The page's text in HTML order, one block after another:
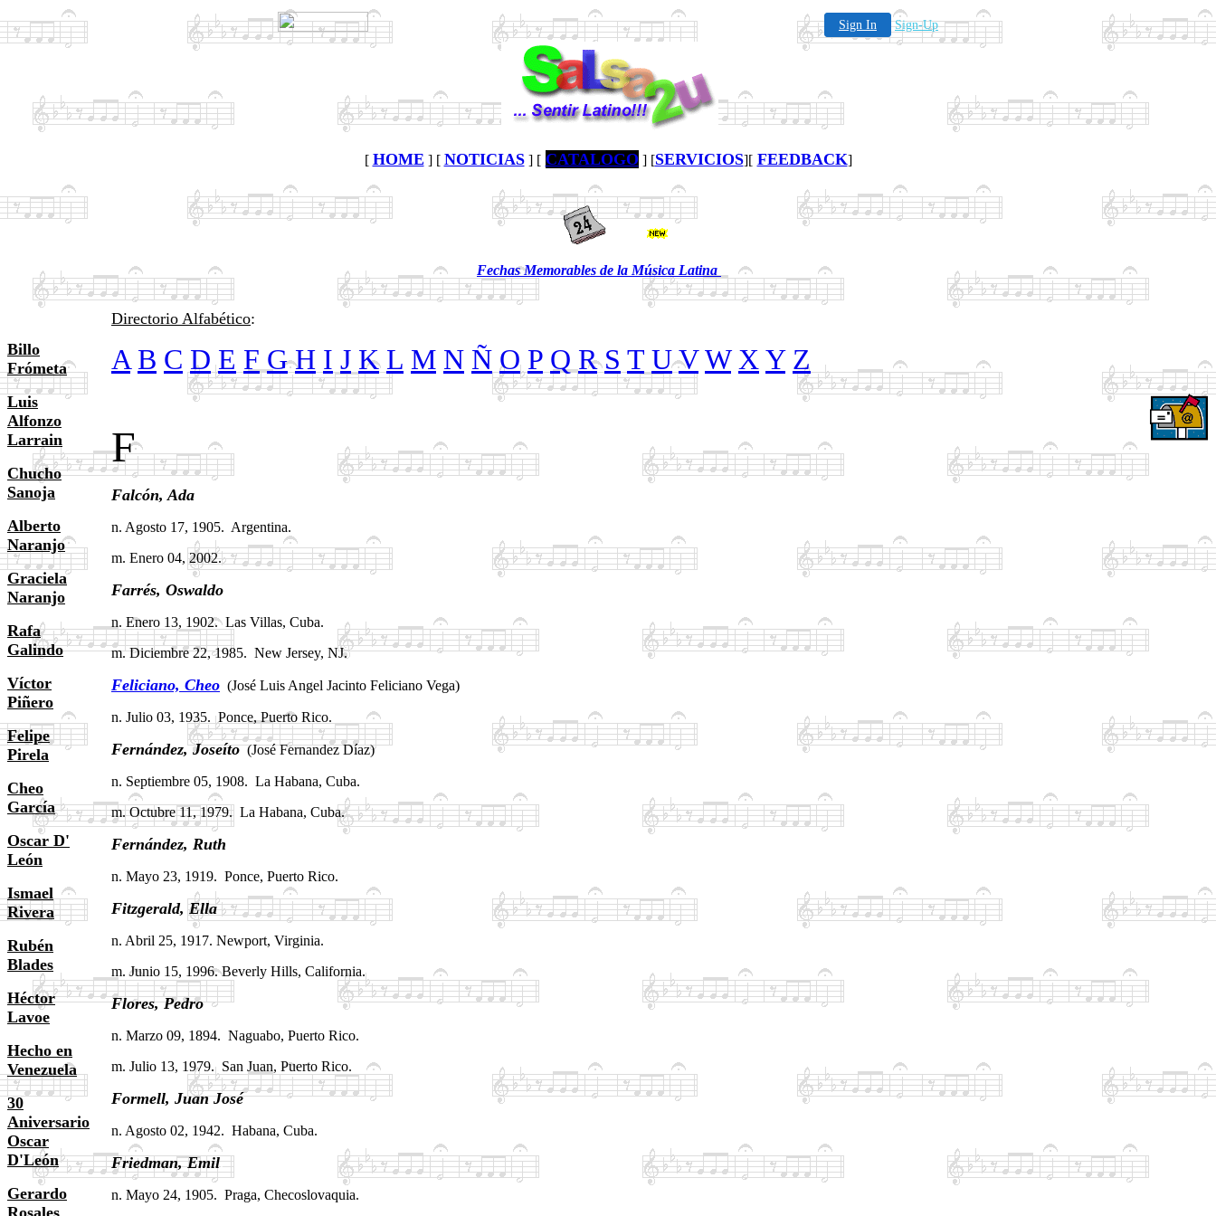
Sign In Sign-Up
[ HOME ] [ NOTICIAS] [ CATALOGO ] [SERVICIOS][ FEEDBACK]
Fechas Memorables de la Música Latina
Billo
Frómeta
Luis
Alfonzo
Larrain
Chucho
Sanoja
Alberto
Naranjo
Graciela
Naranjo
Rafa
Galindo
Víctor
Piñero
Felipe
Pirela
Cheo
García
Oscar D'
León
Ismael
Rivera
Rubén
Blades
Héctor
Lavoe
Hecho en
Venezuela
30
Aniversario
Oscar
D'León
Gerardo
Rosales
Directorio Alfabético:
A B C D E F G H I J K L M N Ñ O P Q R S T UVW X Y Z
F
Falcón,Ada
n. Agosto 17, 1905. Argentina.
m. Enero 04, 2002.
Farrés, Oswaldo
n. Enero 13, 1902. Las Villas, Cuba.
m. Diciembre 22, 1985. New Jersey, NJ.
Feliciano, Cheo (José Luis Angel Jacinto Feliciano Vega)
n. Julio 03, 1935. Ponce, Puerto Rico.
Fernández, Joseíto.(José Fernandez Díaz)
n. Septiembre 05, 1908. La Habana, Cuba.
m. Octubre 11, 1979. La Habana, Cuba.
Fernández, Ruth
n. Mayo 23, 1919. Ponce, Puerto Rico.
Fitzgerald, Ella.
n. Abril 25, 1917. Newport, Virginia.
m. Junio 15, 1996. Beverly Hills, California.
Flores, Pedro.
n. Marzo 09, 1894. Naguabo, Puerto Rico.
m. Julio 13, 1979. San Juan, Puerto Rico.
Formell, Juan José.
n. Agosto 02, 1942. Habana, Cuba.
Friedman,Emil.
n. Mayo 24, 1905. Praga, Checoslovaquia.